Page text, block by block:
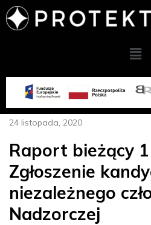
24 listopada, 2020
Raport bieżący
Zgłoszenie
niezależnego
Nadzorczej